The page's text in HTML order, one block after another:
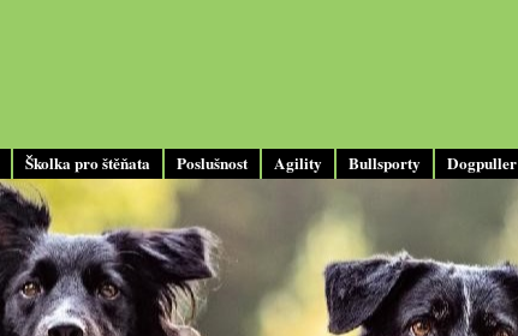
Školka pro štěňata Poslušnost Agility Bullsporty Dogpuller